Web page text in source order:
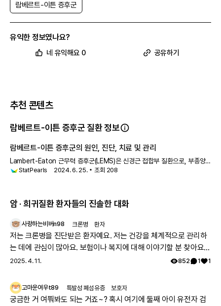
람베르트-이튼 증후군
유익한 정보였나요?
네 유익해요 0 공유하기
추천 콘텐츠
람베르트-이튼 증후군 질환 정보
람베르트-이튼 증후군의 원인, 진단, 치료 및 관리
Lambert-Eaton 근무력 증후군(LEMS)은 신경근 접합부 질환으로, 부종양
증후군 또는 일차 자가면역 질환으로 나타날 수 있습니다. 대
StatPearls 2024. 6. 25. 조회 208
암 · 희귀질환 환자들의 진솔한 대화
사랑하는비버n98 크론병 환자
저는 크론병을 진단받은 환자예요. 저는 건강을 체계적으로 관리하
는 데에 관심이 많아요. 보험이나 복지에 대해 이야기할 분 찾아요
👏🏻
2025. 4. 11. 852 1 1
고마운여우t89 특발성 폐섬유증 보호자
궁금한 거 여쭤봐도 되는 거죠~? 혹시 여기에 둘째 아이 유전자 검